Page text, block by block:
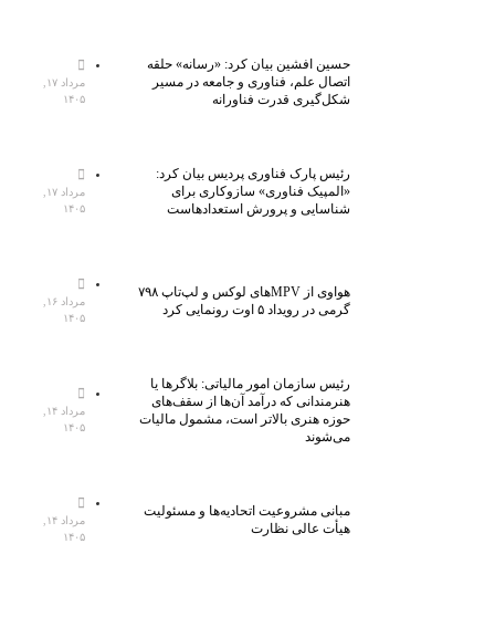
حسین افشین بیان کرد: «رسانه» حلقه
اتصال علم، فناوری و جامعه در مسیر
شکل‌گیری قدرت فناورانه
۱۴۰۵
رئیس پارک فناوری پردیس بیان کرد:
«المپیک فناوری» سازوکاری برای
شناسایی و پرورش استعدادهاست
۱۴۰۵
هواوی از MPVهای لوکس و لپ‌تاپ ۷۹۸
گرمی در رویداد ۵ اوت رونمایی کرد
۱۴۰۵
رئیس سازمان امور مالیاتی: بلاگر‌ها یا
هنرمندانی که درآمد آن‌ها از سقف‌های
حوزه هنری بالاتر است، مشمول مالیات
می‌شوند
۱۴۰۵
مبانی مشروعیت اتحادیه‌ها و مسئولیت
هیأت عالی نظارت
۱۴۰۵